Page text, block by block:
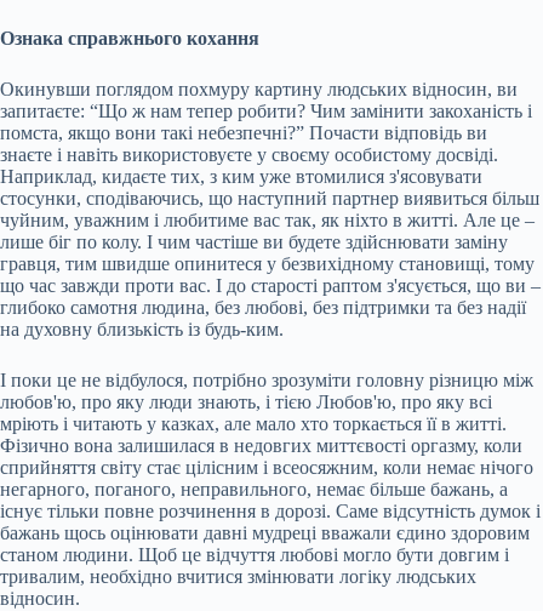
Ознака справжнього кохання
Окинувши поглядом похмуру картину людських відносин, ви
запитаєте: “Що ж нам тепер робити? Чим замінити закоханість і
помста, якщо вони такі небезпечні?” Почасти відповідь ви
знаєте і навіть використовуєте у своєму особистому досвіді.
Наприклад, кидаєте тих, з ким уже втомилися з'ясовувати
стосунки, сподіваючись, що наступний партнер виявиться більш
чуйним, уважним і любитиме вас так, як ніхто в житті. Але це –
лише біг по колу. І чим частіше ви будете здійснювати заміну
гравця, тим швидше опинитеся у безвихідному становищі, тому
що час завжди проти вас. І до старості раптом з'ясується, що ви –
глибоко самотня людина, без любові, без підтримки та без надії
на духовну близькість із будь-ким.
І поки це не відбулося, потрібно зрозуміти головну різницю між
любов'ю, про яку люди знають, і тією Любов'ю, про яку всі
мріють і читають у казках, але мало хто торкається її в житті.
Фізично вона залишилася в недовгих миттєвості оргазму, коли
сприйняття світу стає цілісним і всеосяжним, коли немає нічого
негарного, поганого, неправильного, немає більше бажань, а
існує тільки повне розчинення в дорозі. Саме відсутність думок і
бажань щось оцінювати давні мудреці вважали єдино здоровим
станом людини. Щоб це відчуття любові могло бути довгим і
тривалим, необхідно вчитися змінювати логіку людських
відносин.